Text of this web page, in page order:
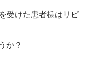
受けた患者様はリピ
か？